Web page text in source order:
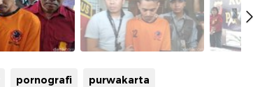
pornografi purwakarta